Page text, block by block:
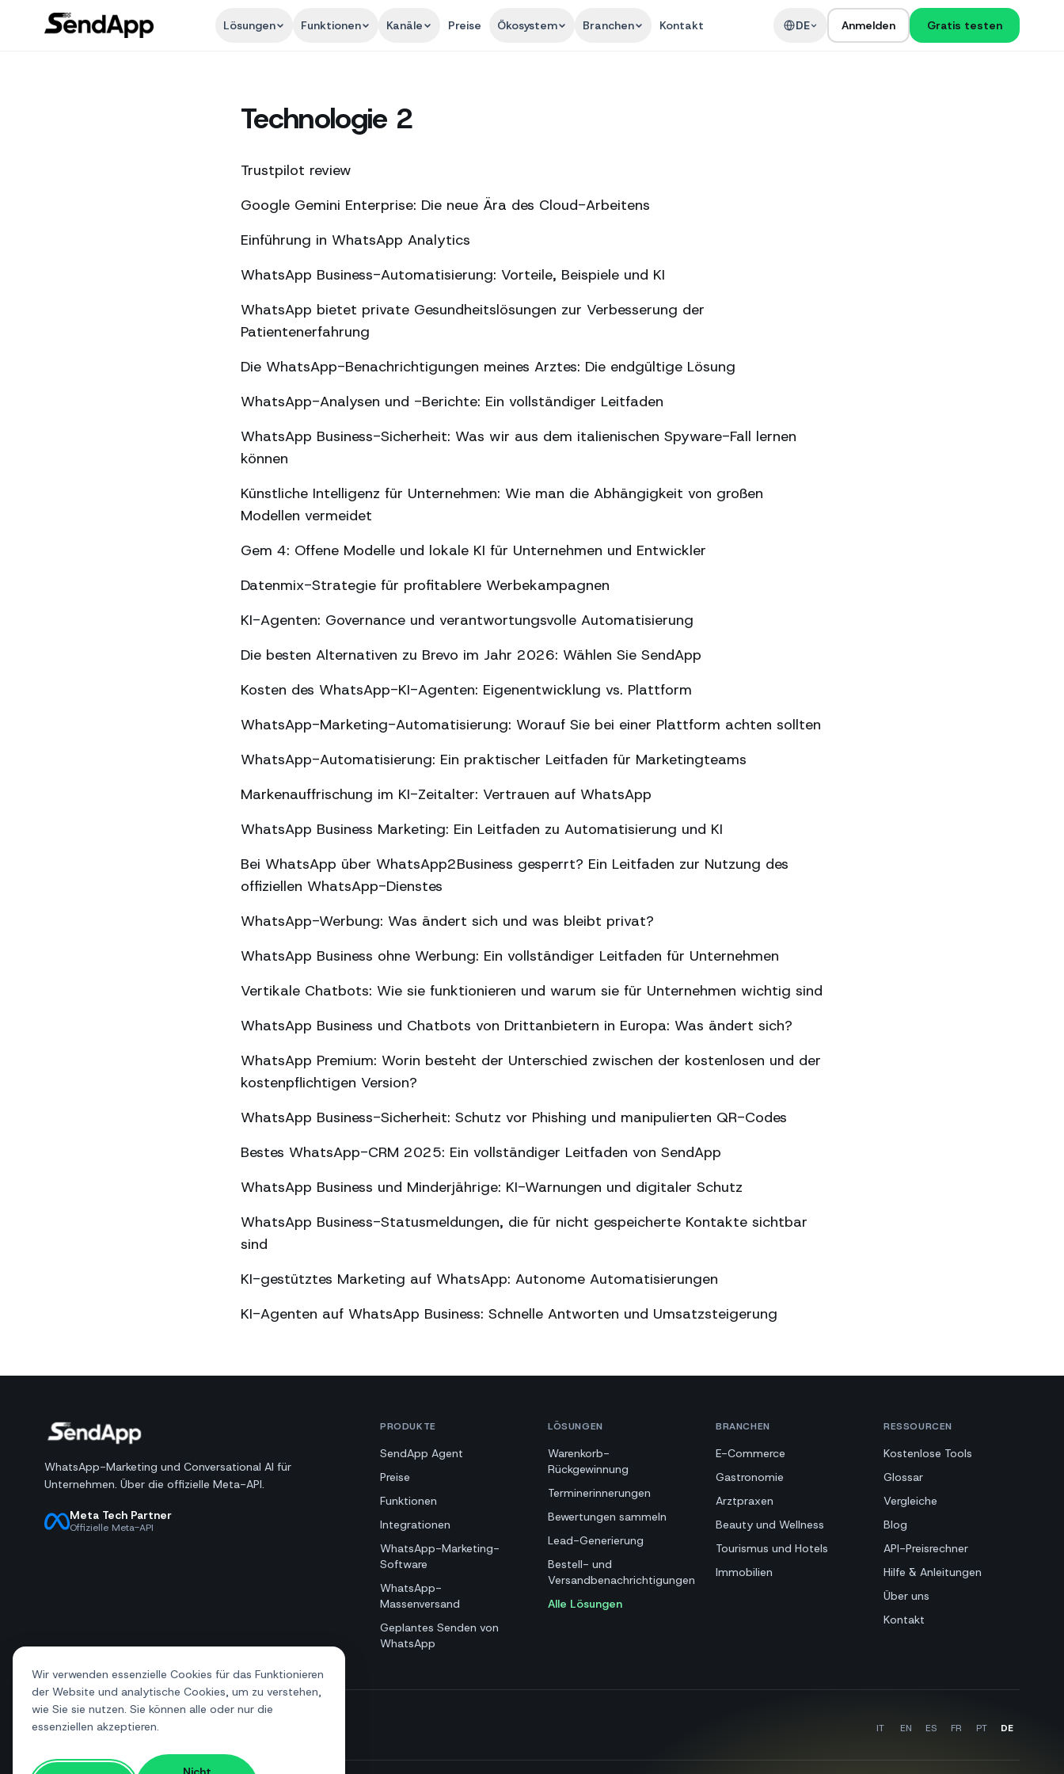
Wir verwenden essenzielle Cookies für das Funktionieren
der Website und analytische Cookies, um zu verstehen,
wie Sie sie nutzen. Sie können alle oder nur die
essenziellen akzeptieren.
Lösungen Funktionen Kanäle Preise Ökosystem Branchen Kontakt DE Anmelden Gratis testen
Technologie 2
Trustpilot review
Google Gemini Enterprise: Die neue Ära des Cloud-Arbeitens
Einführung in WhatsApp Analytics
WhatsApp Business-Automatisierung: Vorteile, Beispiele und KI
WhatsApp bietet private Gesundheitslösungen zur Verbesserung der
Patientenerfahrung
Die WhatsApp-Benachrichtigungen meines Arztes: Die endgültige Lösung
WhatsApp-Analysen und -Berichte: Ein vollständiger Leitfaden
WhatsApp Business-Sicherheit: Was wir aus dem italienischen Spyware-Fall lernen
können
Künstliche Intelligenz für Unternehmen: Wie man die Abhängigkeit von großen
Modellen vermeidet
Gem 4: Offene Modelle und lokale KI für Unternehmen und Entwickler
Datenmix-Strategie für profitablere Werbekampagnen
KI-Agenten: Governance und verantwortungsvolle Automatisierung
Die besten Alternativen zu Brevo im Jahr 2026: Wählen Sie SendApp
Kosten des WhatsApp-KI-Agenten: Eigenentwicklung vs. Plattform
WhatsApp-Marketing-Automatisierung: Worauf Sie bei einer Plattform achten sollten
WhatsApp-Automatisierung: Ein praktischer Leitfaden für Marketingteams
Markenauffrischung im KI-Zeitalter: Vertrauen auf WhatsApp
WhatsApp Business Marketing: Ein Leitfaden zu Automatisierung und KI
Bei WhatsApp über WhatsApp2Business gesperrt? Ein Leitfaden zur Nutzung des
offiziellen WhatsApp-Dienstes
WhatsApp-Werbung: Was ändert sich und was bleibt privat?
WhatsApp Business ohne Werbung: Ein vollständiger Leitfaden für Unternehmen
Vertikale Chatbots: Wie sie funktionieren und warum sie für Unternehmen wichtig sind
WhatsApp Business und Chatbots von Drittanbietern in Europa: Was ändert sich?
WhatsApp Premium: Worin besteht der Unterschied zwischen der kostenlosen und der
kostenpflichtigen Version?
WhatsApp Business-Sicherheit: Schutz vor Phishing und manipulierten QR-Codes
Bestes WhatsApp-CRM 2025: Ein vollständiger Leitfaden von SendApp
WhatsApp Business und Minderjährige: KI-Warnungen und digitaler Schutz
WhatsApp Business-Statusmeldungen, die für nicht gespeicherte Kontakte sichtbar
sind
KI-gestütztes Marketing auf WhatsApp: Autonome Automatisierungen
KI-Agenten auf WhatsApp Business: Schnelle Antworten und Umsatzsteigerung
WhatsApp-Marketing und Conversational AI für
Unternehmen. Über die offizielle Meta-API.
Meta Tech Partner
Offizielle Meta-API
PRODUKTE
SendApp Agent
Preise
Funktionen
Integrationen
WhatsApp-Marketing-
Software
WhatsApp-
Massenversand
Geplantes Senden von
WhatsApp
LÖSUNGEN
Warenkorb-
Rückgewinnung
Terminerinnerungen
Bewertungen sammeln
Lead-Generierung
Bestell- und
Versandbenachrichtigungen
Alle Lösungen
BRANCHEN
E-Commerce
Gastronomie
Arztpraxen
Beauty und Wellness
Tourismus und Hotels
Immobilien
RESSOURCEN
Kostenlose Tools
Glossar
Vergleiche
Blog
API-Preisrechner
Hilfe & Anleitungen
Über uns
Kontakt
+39 081 544 7792 IT EN ES FR PT DE